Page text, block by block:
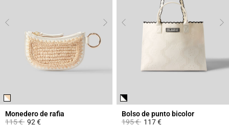
Monedero de rafia
Price reduced from
115 €to92 €
Bolso de punto bicolor
Price reduced from
195 €to117 €